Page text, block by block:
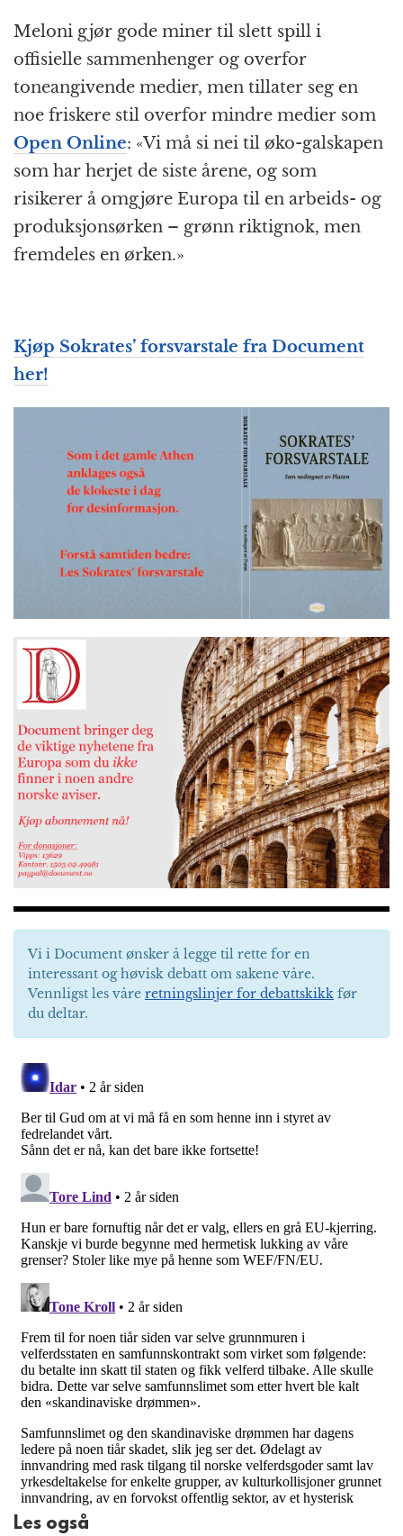
Meloni gjør gode miner til slett spill i
offisielle sammenhenger og overfor
toneangivende medier, men tillater seg en
noe friskere stil overfor mindre medier som
Open Online: «Vi må si nei til øko-galskapen
som har herjet de siste årene, og som
risikerer å omgjøre Europa til en arbeids- og
produksjonsørken – grønn riktignok, men
fremdeles en ørken.»
Kjøp Sokrates’ forsvarstale fra Document
her!
Vi i Document ønsker å legge til rette for en
interessant og høvisk debatt om sakene våre.
Vennligst les våre retningslinjer for debattskikk før
du deltar.
Les også